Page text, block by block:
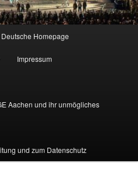
Deutsche Homepage
Impressum
Aachen und ihr unmögliches
und zum Datenschutz